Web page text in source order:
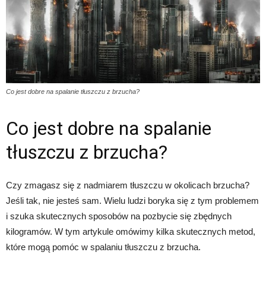
Co jest dobre na spalanie tłuszczu z brzucha?
Co jest dobre na spalanie
tłuszczu z brzucha?
Czy zmagasz się z nadmiarem tłuszczu w okolicach brzucha?
Jeśli tak, nie jesteś sam. Wielu ludzi boryka się z tym problemem
i szuka skutecznych sposobów na pozbycie się zbędnych
kilogramów. W tym artykule omówimy kilka skutecznych metod,
które mogą pomóc w spalaniu tłuszczu z brzucha.